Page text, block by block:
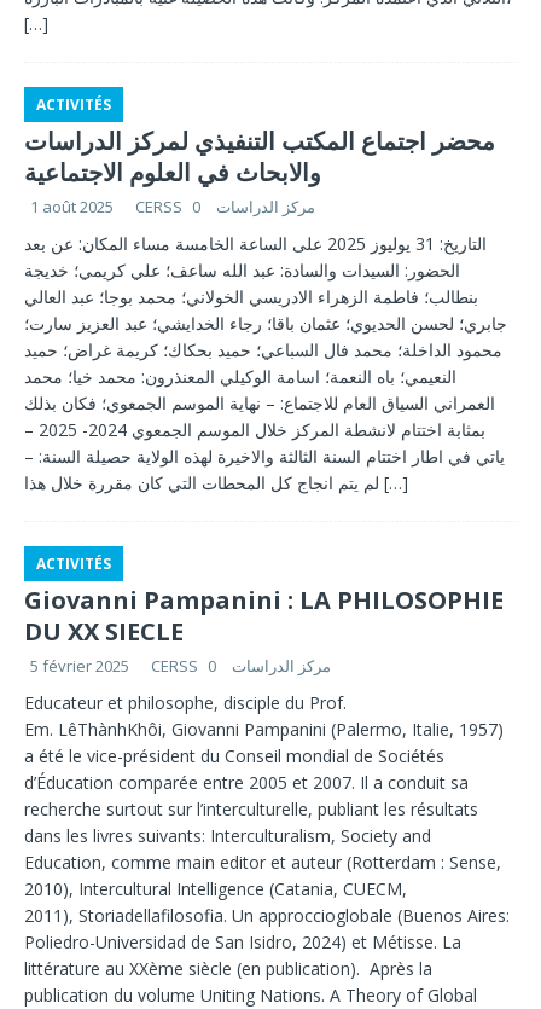
[…]
ACTIVITÉS
محضر اجتماع المكتب التنفيذي لمركز الدراسات
والابحاث في العلوم الاجتماعية
1 août 2025 CERSS مركز الدراسات 0
التاريخ: 31 يوليوز 2025 على الساعة الخامسة مساء المكان: عن بعد
الحضور: السيدات والسادة: عبد الله ساعف؛ علي كريمي؛ خديجة
بنطالب؛ فاطمة الزهراء الادريسي الخولاني؛ محمد بوجا؛ عبد العالي
جابري؛ لحسن الحديوي؛ عثمان باقا؛ رجاء الخدايشي؛ عبد العزيز سارت؛
محمود الداخلة؛ محمد فال السباعي؛ حميد بحكاك؛ كريمة غراض؛ حميد
النعيمي؛ باه النعمة؛ اسامة الوكيلي المعنذرون: محمد خيا؛ محمد
العمراني السياق العام للاجتماع: – نهاية الموسم الجمعوي؛ فكان بذلك
بمثابة اختتام لانشطة المركز خلال الموسم الجمعوي 2024- 2025 –
ياتي في اطار اختتام السنة الثالثة والاخيرة لهذه الولاية حصيلة السنة: –
[…]
ACTIVITÉS
Giovanni Pampanini : LA PHILOSOPHIE
DU XX SIECLE
5 février 2025 CERSS مركز الدراسات 0
Educateur et philosophe, disciple du Prof.
Em. LêThànhKhôi, Giovanni Pampanini (Palermo, Italie, 1957)
a été le vice-président du Conseil mondial de Sociétés
d’Éducation comparée entre 2005 et 2007. Il a conduit sa
recherche surtout sur l’interculturelle, publiant les résultats
dans les livres suivants: Interculturalism, Society and
Education, comme main editor et auteur (Rotterdam : Sense,
2010), Intercultural Intelligence (Catania, CUECM,
2011), Storiadellafilosofia. Un approccioglobale (Buenos Aires:
Poliedro-Universidad de San Isidro, 2024) et Métisse. La
littérature au XXème siècle (en publication). Après la
publication du volume Uniting Nations. A Theory of Global